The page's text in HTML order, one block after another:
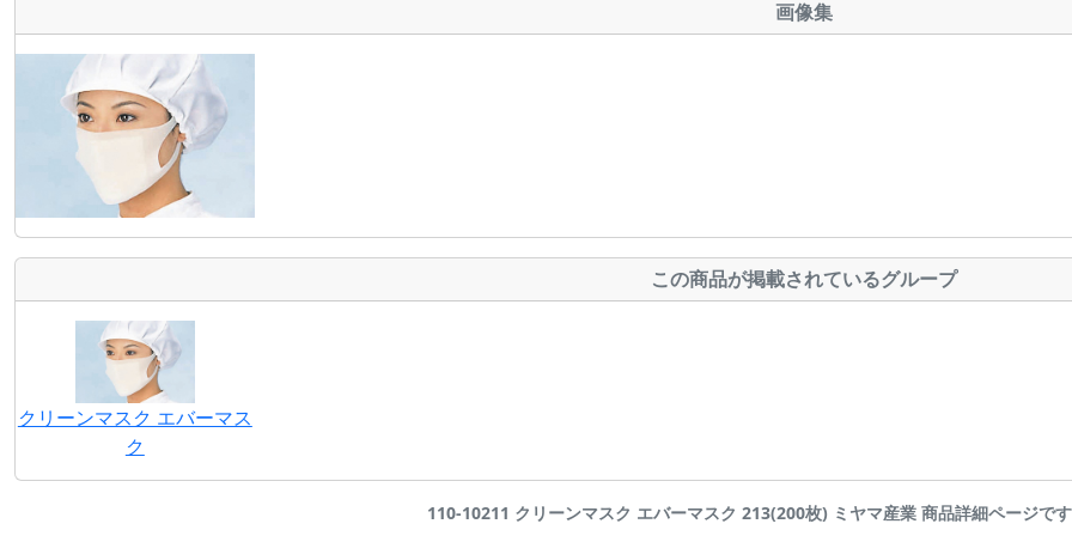
画像集
この商品が掲載されているグループ
クリーンマスク エバーマス
ク
110-10211 クリーンマスク エバーマスク 213(200枚) ミヤマ産業 商品詳細ページ